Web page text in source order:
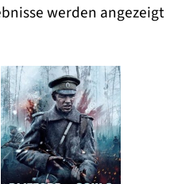
werden angezeigt